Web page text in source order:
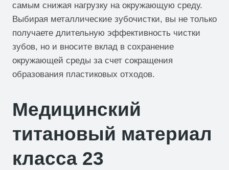
самым снижая нагрузку на окружающую среду.
Выбирая металлические зубочистки, вы не только
получаете длительную эффективность чистки
зубов, но и вносите вклад в сохранение
окружающей среды за счет сокращения
образования пластиковых отходов.
Медицинский
титановый материал
класса 23